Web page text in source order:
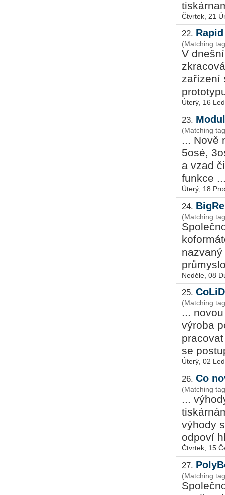
Čtvrtek, 21
22.
(Matching
V
zařízení
Úterý, 16
23.
(Matching
... Nově
5osé,
a vzad
funkce
Úterý, 18
24.
(Matching
Neděle, 08
25.
(Matching
...
výroba
se
Úterý, 02
26. Co
(Matching
...
výhody
odpoví
Čtvrtek, 15
27.
(Matching